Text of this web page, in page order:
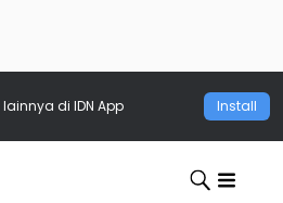
lainnya di IDN App Install